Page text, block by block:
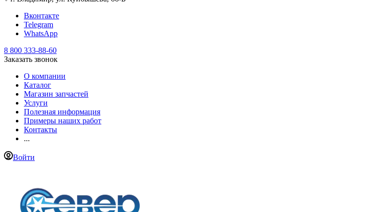
Вконтакте
Telegram
WhatsApp
8 800 333-88-60
Заказать звонок
О компании
Каталог
Магазин запчастей
Услуги
Полезная информация
Примеры наших работ
Контакты
...
Войти